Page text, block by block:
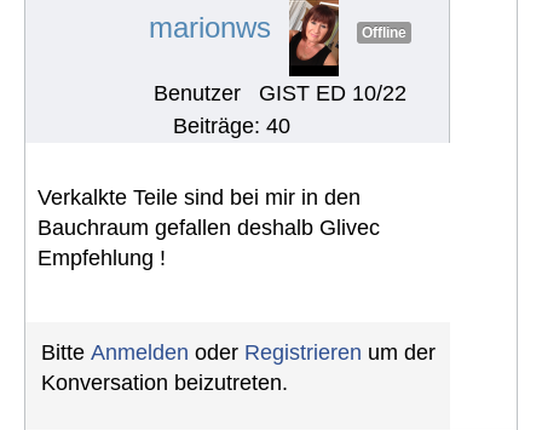
marionws Offline
Benutzer
GIST ED 10/22
Beiträge: 40
Verkalkte Teile sind bei mir in den
Bauchraum gefallen deshalb Glivec
Empfehlung !
Bitte Anmelden oder Registrieren um der
Konversation beizutreten.